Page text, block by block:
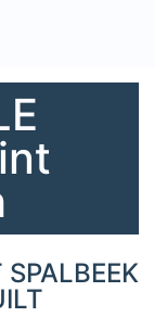
SPALBEEK